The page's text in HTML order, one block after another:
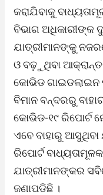
କରାଯିବାକୁ
ବିଭାଗ ଅଧିକାରୀଙ୍କ
ଯାତ୍ରୀମାନଙ୍କୁ
ଓ ବଢ଼ୁଥିବା
କୋଭିଡ ଗାଇଡଲାଇନ
ବିମାନ ବନ୍ଦରରୁ
କୋଭିଡ-୧୯ ରିପୋର୍ଟ
ଏବେ ବାହାରୁ
ରିପୋର୍ଟ
ଯାତ୍ରୀମାନଙ୍କର
ଜଣାପଡିଛି ।